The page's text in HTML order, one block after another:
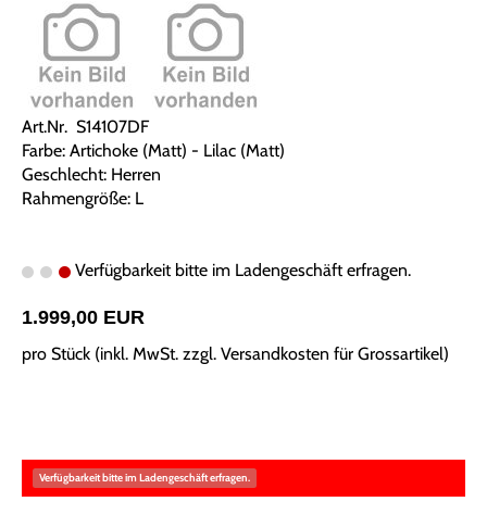
Art.Nr. S14107DF
Farbe: Artichoke (Matt) - Lilac (Matt)
Geschlecht: Herren
Rahmengröße: L
Verfügbarkeit bitte im Ladengeschäft erfragen.
1.999,00 EUR
pro Stück (inkl. MwSt. zzgl. Versandkosten für Grossartikel)
Verfügbarkeit bitte im Ladengeschäft erfragen.